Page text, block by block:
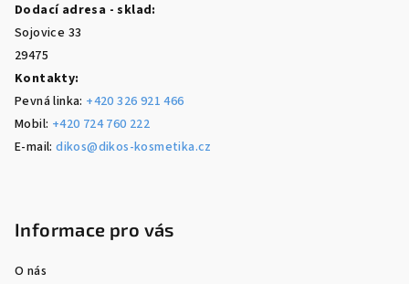
Dodací adresa - sklad:
Sojovice 33
29475
Kontakty:
Pevná linka: +420 326 921 466
Mobil: +420 724 760 222
E-mail:dikos@dikos-kosmetika.cz
Informace pro vás
O nás